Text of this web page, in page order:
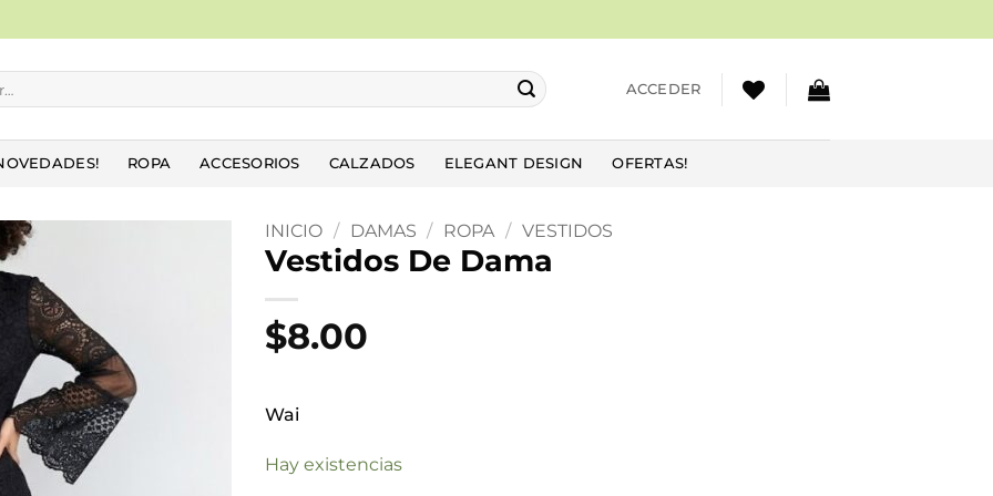
ACCEDER
ROPA ACCESORIOS CALZADOS ELEGANT DESIGN OFERTAS!
INICIO / DAMAS / ROPA / VESTIDOS
Vestidos De Dama
$8.00
Wai
Hay existencias